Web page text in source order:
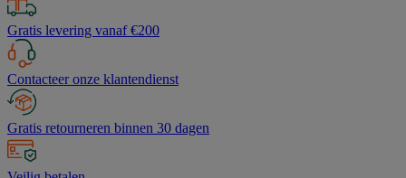
Gratis levering vanaf €200
Contacteer onze klantendienst
Gratis retourneren binnen 30 dagen